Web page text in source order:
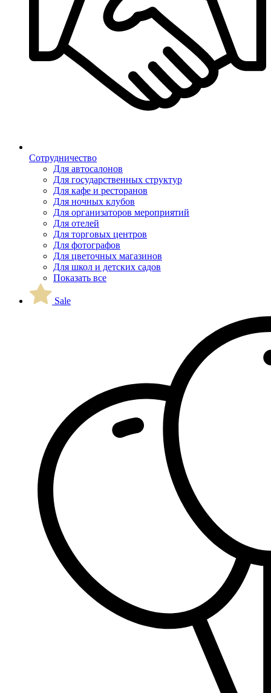
Сотрудничество
Для автосалонов
Для государственных структур
Для кафе и ресторанов
Для ночных клубов
Для организаторов мероприятий
Для отелей
Для торговых центров
Для фотографов
Для цветочных магазинов
Для школ и детских садов
Показать все
Sale